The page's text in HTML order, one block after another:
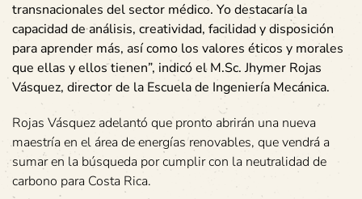
transnacionales del sector médico. Yo destacaría la
capacidad de análisis, creatividad, facilidad y disposición
para aprender más, así como los valores éticos y morales
que ellas y ellos tienen”, indicó el M.Sc. Jhymer Rojas
Vásquez, director de la Escuela de Ingeniería Mecánica.
Rojas Vásquez adelantó que pronto abrirán una nueva
maestría en el área de energías renovables, que vendrá a
sumar en la búsqueda por cumplir con la neutralidad de
carbono para Costa Rica.